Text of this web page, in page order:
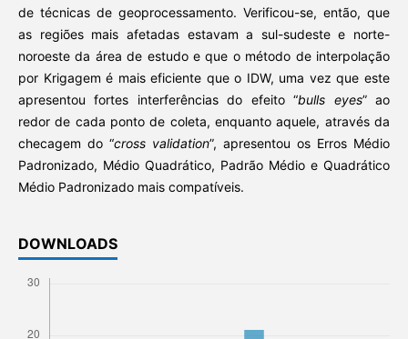
de técnicas de geoprocessamento. Verificou-se, então, que
as regiões mais afetadas estavam a sul-sudeste e norte-
noroeste da área de estudo e que o método de interpolação
por Krigagem é mais eficiente que o IDW, uma vez que este
apresentou fortes interferências do efeito “bulls eyes” ao
redor de cada ponto de coleta, enquanto aquele, através da
checagem do “cross validation”, apresentou os Erros Médio
Padronizado, Médio Quadrático, Padrão Médio e Quadrático
Médio Padronizado mais compatíveis.
DOWNLOADS